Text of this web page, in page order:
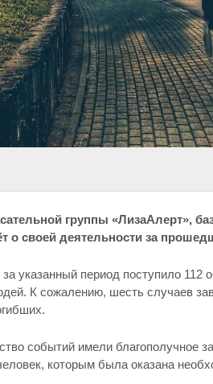
группы «ЛизаАлерт»,
о своей деятельности за
указанный период поступило 112
К сожалению, шесть случаев
событий имели благополучное
которым была оказана